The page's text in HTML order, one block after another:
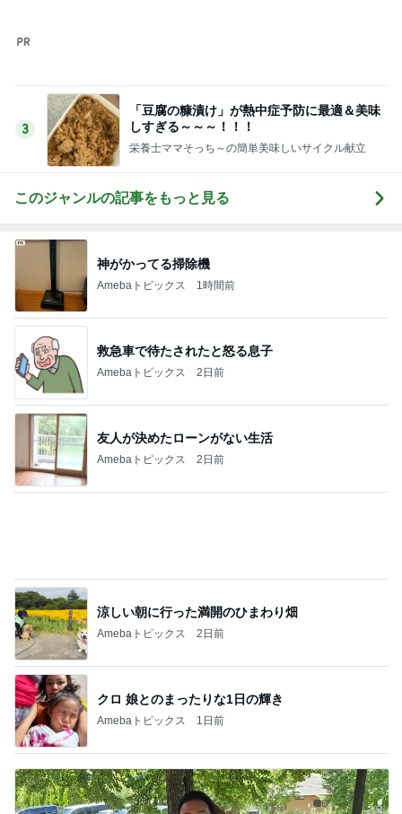
3
このジャンルの記事をもっと見る
Amebaトピックス 1時間前
救急車で待たされたと怒る息子
Amebaトピックス 2日前
友人が決めたローンがない生活
Amebaトピックス 2日前
クロ 娘とのまったりな1日の輝き
Amebaトピックス 1日前